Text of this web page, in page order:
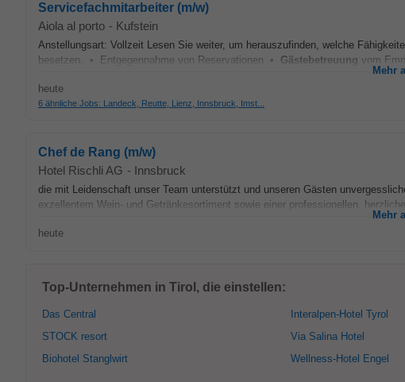
Servicefachmitarbeiter (m/w)
Aiola al porto - Kufstein
Anstellungsart: Vollzeit Lesen Sie weiter, um herauszufinden, welche
besetzen. • Entgegennahme von Reservationen • Gästebetreuung vom
Mehr
heute
6 ähnliche Jobs: Landeck, Reutte, Lienz, Innsbruck, Imst...
Chef de Rang (m/w)
Hotel Rischli AG - Innsbruck
die mit Leidenschaft unser Team unterstützt und unseren Gästen
exzellentem Wein- und Getränkesortiment sowie einer professionellen,
Mehr
heute
Top-Unternehmen in Tirol, die einstellen:
Das Central
STOCK resort
Biohotel Stanglwirt
Interalpen-Hotel Tyrol
Via Salina Hotel
Wellness-Hotel Engel